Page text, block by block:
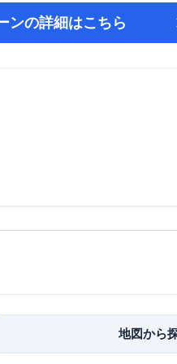
ンの詳細はこちら
地図から